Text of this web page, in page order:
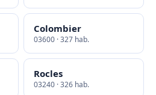
Colombier
03600 · 327 hab.
Rocles
03240 · 326 hab.